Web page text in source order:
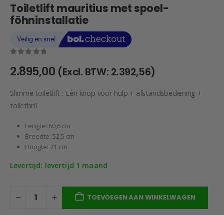
Toiletlift mauritius met spoel-
föhninstallatie
2.895,00 (Excl. BTW: 2.392,56)
Slimme toiletlift : Eén knop voor hulp + afstandsbediening +
toiletbril
Lengte: 60,6 cm
Breedte: 52,5 cm
Hoogte: 71 cm
Levertijd: levertijd 1 maand
TOEVOEGEN AAN WINKELWAGEN